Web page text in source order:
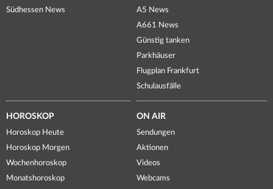
Südhessen News
A5 News
A661 News
Günstig tanken
Parkhäuser
Flugplan Frankfurt
Schulausfälle
HOROSKOP
Horoskop Heute
Horoskop Morgen
Wochenhoroskop
Monatshoroskop
ON AIR
Sendungen
Aktionen
Videos
Webcams